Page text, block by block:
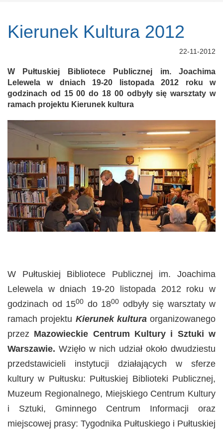
Kierunek Kultura 2012
22-11-2012
W Pułtuskiej Bibliotece Publicznej im. Joachima
Lelewela w dniach 19-20 listopada 2012 roku w
godzinach od 15 00 do 18 00 odbyły się warsztaty w
ramach projektu Kierunek kultura
W Pułtuskiej Bibliotece Publicznej im. Joachima
Lelewela w dniach 19-20 listopada 2012 roku w
godzinach od 1500 do 1800 odbyły się warsztaty w
ramach projektu Kierunek kultura organizowanego
przez Mazowieckie Centrum Kultury i Sztuki w
Warszawie. Wzięło w nich udział około dwudziestu
przedstawicieli instytucji działających w sferze
kultury w Pułtusku: Pułtuskiej Biblioteki Publicznej,
Muzeum Regionalnego, Miejskiego Centrum Kultury
i Sztuki, Gminnego Centrum Informacji oraz
miejscowej prasy: Tygodnika Pułtuskiego i Pułtuskiej